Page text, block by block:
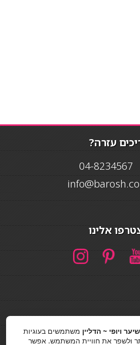
עזרה?
04-8234567
אלינו
חיפוש
חיפושויופי ~ הדליין משתמשים בעוגיות
ולשפר את חוויית המשתמש. אפשר